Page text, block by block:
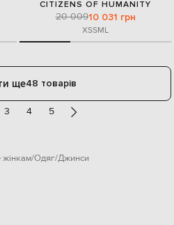
CITIZENS OF HUMANITY
20 00910 031 грн
XSSML
ще48 товарів
3 4 5
жінкам Одяг Джинси